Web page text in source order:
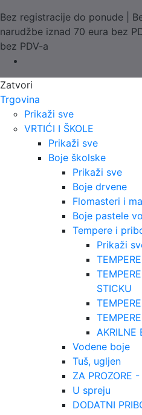
Bez registracije do ponude |
narudžbe iznad 70 eura bez
bez PDV-a
Zatvori
Trgovina
Prikaži sve
VRTIĆI I ŠKOLE
Prikaži sve
Boje školske
Prikaži sve
Boje drvene
Flomasteri i
Boje pastele
Tempere i
Prikaži
STICKU
AKRILNE
Vodene boje
Tuš, ugljen
ZA PROZORE
U spreju
DODATNI